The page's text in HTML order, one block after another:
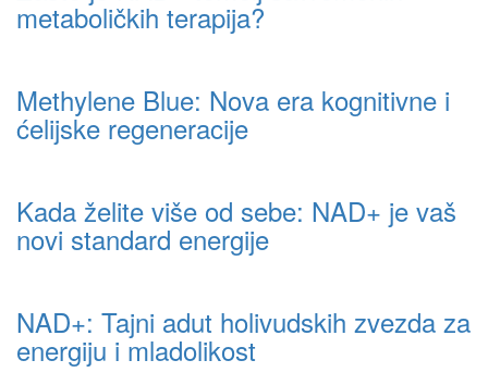
metaboličkih terapija?
Methylene Blue: Nova era kognitivne i
ćelijske regeneracije
Kada želite više od sebe: NAD+ je vaš
novi standard energije
NAD+: Tajni adut holivudskih zvezda za
energiju i mladolikost